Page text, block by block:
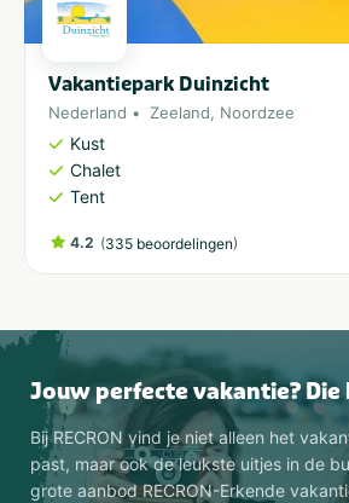
Vakantiepark Duinzicht
Nederland Zeeland, Noordzee
Kust
Chalet
Tent
4.2 (335 beoordelingen)
Jouw perfecte vakantie?
Bij RECRON vind je niet alleen het
past, maar ook de leukste uitjes in de
grote aanbod RECRON-Erkende